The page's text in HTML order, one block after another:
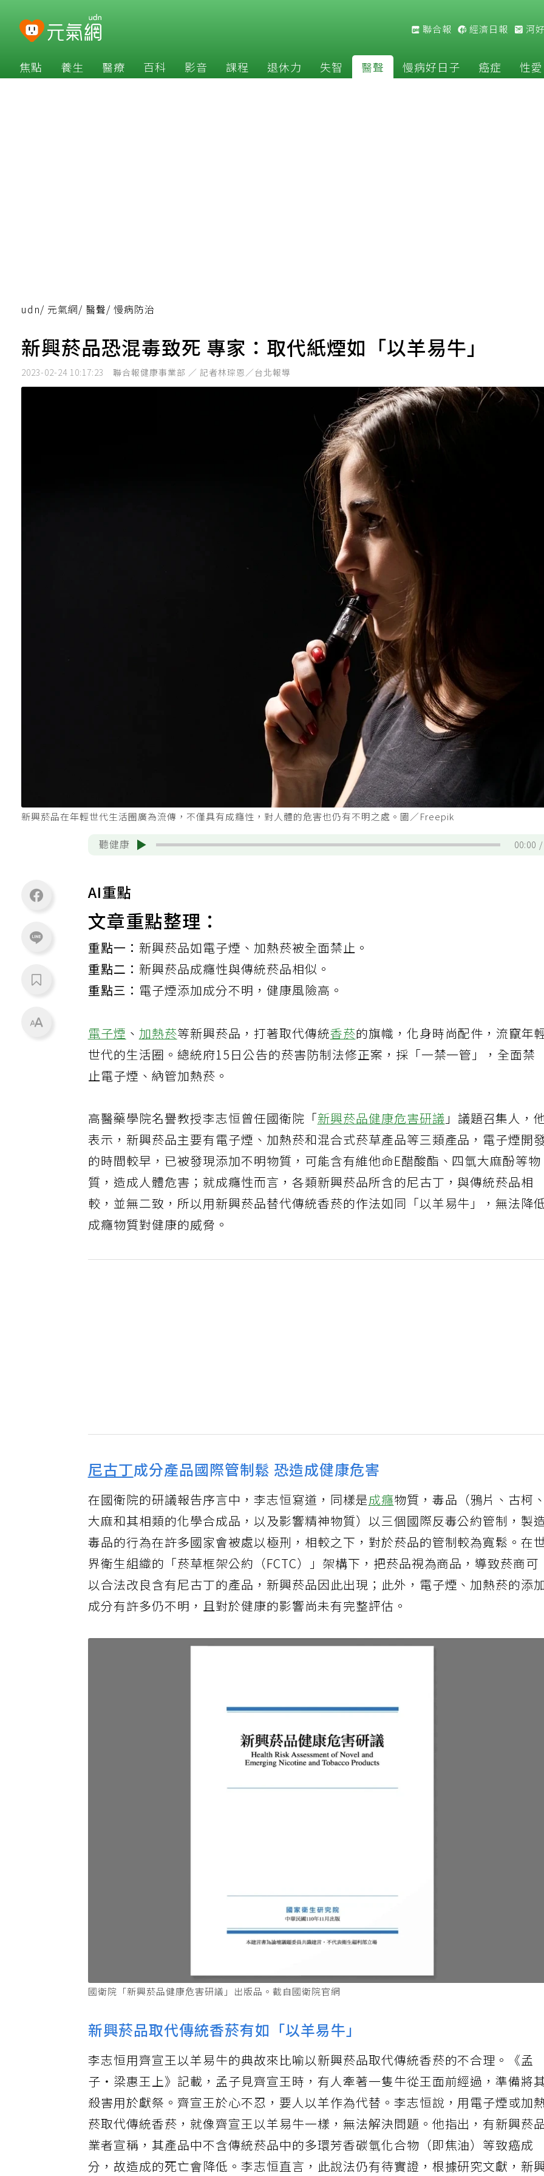
聯合報 經濟日報 河
焦點 養生 醫療 百科 影音 課程 退休力 失智 醫聲 慢病好日子 癌症 性愛
udn/ 元氣網/ 醫聲/ 慢病防治
新興菸品恐混毒致死 專家：取代紙煙如「以羊易牛」
2023-02-24 10:17:23 聯合報健康事業部 ／ 記者林琮恩／台北報導
新興菸品在年輕世代生活圈廣為流傳，不僅具有成癮性，對人體的危害也仍有不明之處。圖／Freepik
聽健康 00:00
AI重點
文章重點整理：
重點一： 新興菸品如電子煙、加熱菸被全面禁止。
重點二： 新興菸品成癮性與傳統菸品相似。
重點三： 電子煙添加成分不明，健康風險高。
電子煙 、加熱菸等新興菸品，打著取代傳統香菸的旗幟，化身時尚配件，流竄年
世代的生活圈。總統府15日公告的菸害防制法修正案，採「一禁一管」，全面禁
止電子煙、納管加熱菸。
高醫藥學院名譽教授李志恒曾任國衛院「新興菸品健康危害研議」議題召集人，
表示，新興菸品主要有電子煙、加熱菸和混合式菸草產品等三類產品，電子煙開
的時間較早，已被發現添加不明物質，可能含有維他命E醋酸酯、四氫大麻酚等物
質，造成人體危害；就成癮性而言，各類新興菸品所含的尼古丁，與傳統菸品相
較，並無二致，所以用新興菸品替代傳統香菸的作法如同「以羊易牛」，無法降
成癮物質對健康的威脅。
尼古丁成分產品國際管制鬆 恐造成健康危害
在國衛院的研議報告序言中，李志恒寫道，同樣是成癮物質，毒品（鴉片、古柯、
大麻和其相類的化學合成品，以及影響精神物質）以三個國際反毒公約管制，製
毒品的行為在許多國家會被處以極刑，相較之下，對於菸品的管制較為寬鬆。在
界衛生組織的「菸草框架公約（FCTC）」架構下，把菸品視為商品，導致菸商可
以合法改良含有尼古丁的產品，新興菸品因此出現；此外，電子煙、加熱菸的添
成分有許多仍不明，且對於健康的影響尚未有完整評估。
新興菸品取代傳統香菸有如「以羊易牛」
李志恒用齊宣王以羊易牛的典故來比喻以新興菸品取代傳統香菸的不合理。《孟
子・梁惠王上》記載，孟子見齊宣王時，有人牽著一隻牛從王面前經過，準備將
殺害用於獻祭。齊宣王於心不忍，要人以羊作為代替。李志恒說，用電子煙或加
菸取代傳統香菸，就像齊宣王以羊易牛一樣，無法解決問題。他指出，有新興菸
業者宣稱，其產品中不含傳統菸品中的多環芳香碳氫化合物（即焦油）等致癌成